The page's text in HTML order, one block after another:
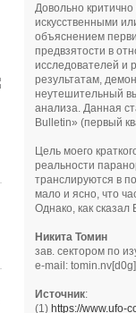
Довольно
искусственными
объяснением
предвзятости в
исследователей и
результатам,
неутешительный
анализа. Данная
Bulletin» (первый
Цель моего
реальности
транслируются в
мало и ясно, что
Однако, как
Никита Томин
зав. сектором по
e-mail:
Источник:
(1) https://www.ufo-